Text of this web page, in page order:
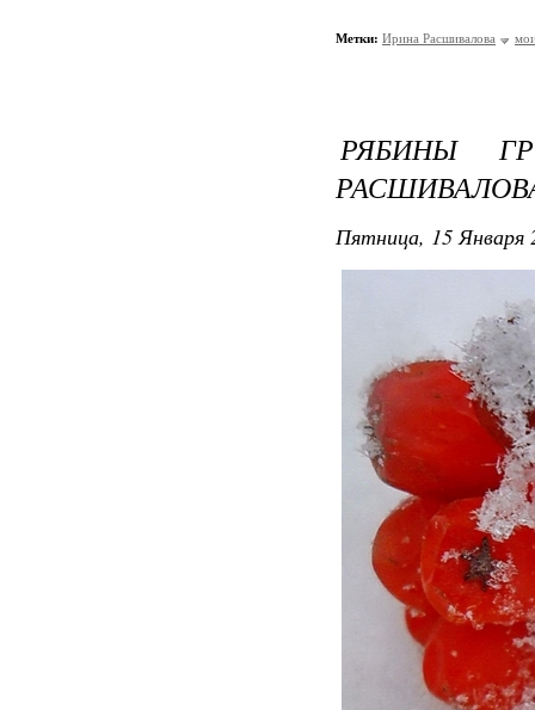
Метки: Ирина Расшивалова
РЯБИНЫ
Пятница, 15 Января